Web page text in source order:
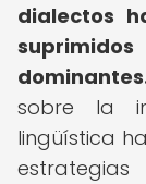
dialectos
sobre la
lingüística